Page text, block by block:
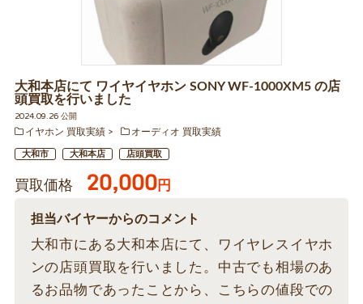
大和本店にて ワイヤイヤホン SONY WF-1000XM5 の店
頭買取を行いました
2024.09.26 公開
イヤホン 買取実績
オーディオ 買取実績
大和市 大和本店 店頭買取
買取価格 20,000円
担当バイヤーからのコメント
大和市にある大和本店にて、ワイヤレスイヤホ
ンの店頭買取を行いました。中古でも相場のあ
るお品物であったことから、こちらの値段での